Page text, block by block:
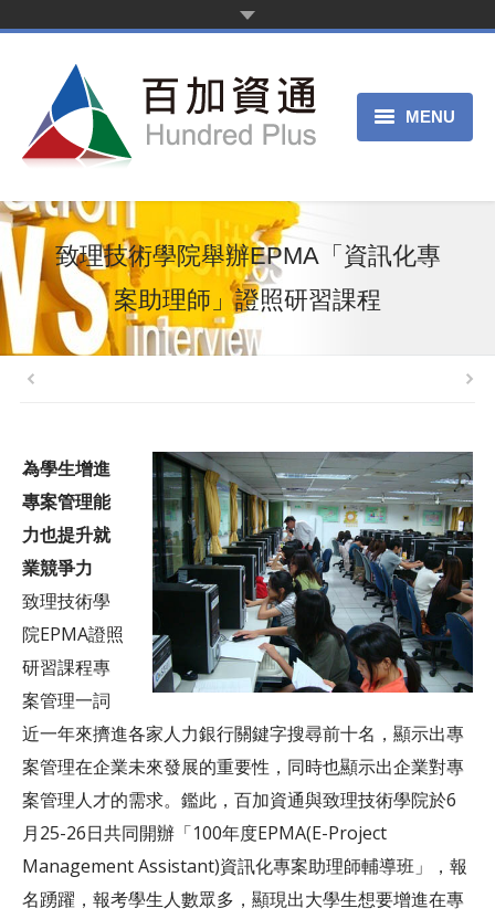
MENU
新聞中心
產品服務
客戶案例
客服中心
致理技術學院舉辦EPMA「資訊化專
案助理師」證照研習課程
為學生增進
專案管理能
力也提升就
業競爭力
致理技術學
院EPMA證照
研習課程專
案管理一詞
近一年來擠進各家人力銀行關鍵字搜尋前十名，顯示出專
案管理在企業未來發展的重要性，同時也顯示出企業對專
案管理人才的需求。鑑此，百加資通與致理技術學院於6
月25-26日共同開辦「100年度EPMA(E-Project
Management Assistant)資訊化專案助理師輔導班」，報
名踴躍，報考學生人數眾多，顯現出大學生想要增進在專